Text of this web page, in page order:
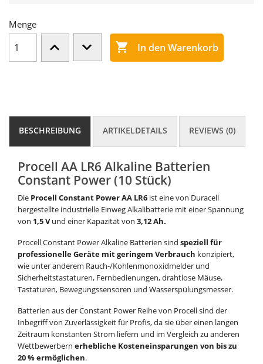
Menge
 In den Warenkorb
BESCHREIBUNG ARTIKELDETAILS REVIEWS (0)
Procell AA LR6 Alkaline Batterien
Constant Power (10 Stück)
Die Procell Constant Power AA LR6 ist eine von Duracell
hergestellte industrielle Einweg Alkalibatterie mit einer Spannung
von 1,5 Vund einer Kapazität von 3,12 Ah.
Procell Constant Power Alkaline Batterien sind speziell für
professionelle Geräte mit geringem Verbrauch konzipiert,
wie unter anderem Rauch-/Kohlenmonoxidmelder und
Sicherheitstastaturen, Fernbedienungen, drahtlose Mäuse,
Tastaturen, Bewegungssensoren und Wasserspülungsmesser.
Batterien aus der Constant Power Reihe von Procell sind der
Inbegriff von Zuverlässigkeit für Profis, da sie über einen langen
Zeitraum konstanten Strom liefern und im Vergleich zu anderen
Wettbewerbern erhebliche Kosteneinsparungen von bis zu
20 %ermöglichen.